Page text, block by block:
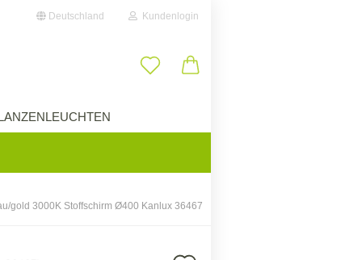
Deutschland Kundenlogin
gold 3000K Stoffschirm Ø400 Kanlux 36467